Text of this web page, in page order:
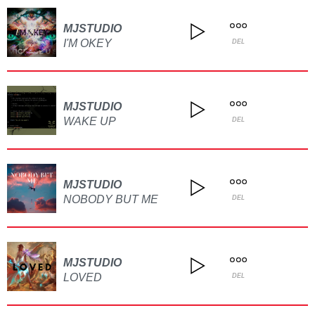
MJSTUDIO
I'M OKEY
DEL
MJSTUDIO
WAKE UP
DEL
MJSTUDIO
NOBODY BUT ME
DEL
MJSTUDIO
LOVED
DEL